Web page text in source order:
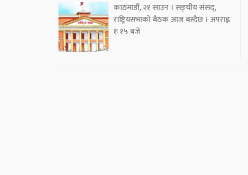
काठमाडौं, २१ साउन । सङ्घीय संसद्,
राष्ट्रियसभाको बैठक आज बस्दैछ । अपराह्न
१ः १५ बजे